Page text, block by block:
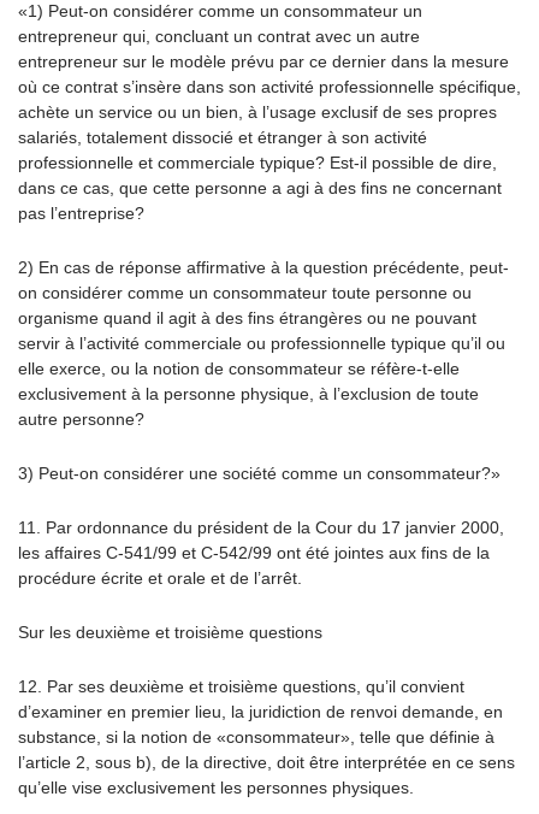
«1) Peut-on considérer comme un consommateur un
entrepreneur qui, concluant un contrat avec un autre
entrepreneur sur le modèle prévu par ce dernier dans la mesure
où ce contrat s’insère dans son activité professionnelle spécifique,
achète un service ou un bien, à l’usage exclusif de ses propres
salariés, totalement dissocié et étranger à son activité
professionnelle et commerciale typique? Est-il possible de dire,
dans ce cas, que cette personne a agi à des fins ne concernant
pas l’entreprise?
2) En cas de réponse affirmative à la question précédente, peut-
on considérer comme un consommateur toute personne ou
organisme quand il agit à des fins étrangères ou ne pouvant
servir à l’activité commerciale ou professionnelle typique qu’il ou
elle exerce, ou la notion de consommateur se réfère-t-elle
exclusivement à la personne physique, à l’exclusion de toute
autre personne?
3) Peut-on considérer une société comme un consommateur?»
11. Par ordonnance du président de la Cour du 17 janvier 2000,
les affaires C-541/99 et C-542/99 ont été jointes aux fins de la
procédure écrite et orale et de l’arrêt.
Sur les deuxième et troisième questions
12. Par ses deuxième et troisième questions, qu’il convient
d’examiner en premier lieu, la juridiction de renvoi demande, en
substance, si la notion de «consommateur», telle que définie à
l’article 2, sous b), de la directive, doit être interprétée en ce sens
qu’elle vise exclusivement les personnes physiques.